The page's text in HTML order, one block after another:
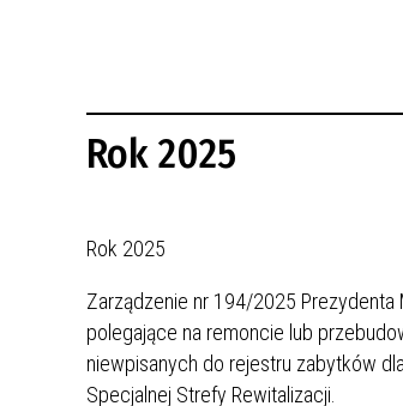
Rok 2025
Rok 2025
Zarządzenie nr 194/2025 Prezydenta
polegające na remoncie lub
niewpisanych do rejestru zabytków
Specjalnej Strefy Rewitalizacji.